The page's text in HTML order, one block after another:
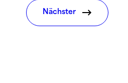
Nächster